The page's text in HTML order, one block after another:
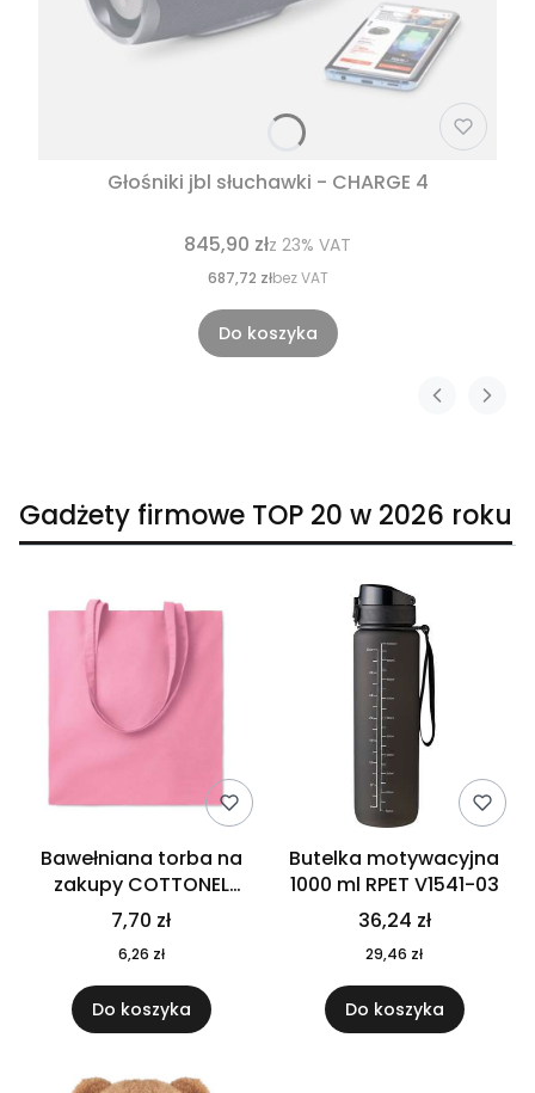
Głośniki jbl słuchawki - CHARGE 4
845,90 złz 23% VAT
687,72 złbez VAT
Do koszyka
Gadżety firmowe TOP 20 w 2026 roku
Bawełniana torba na
zakupy COTTONEL
COLOUR++ MO9846-11
7,70 zł
6,26 zł
Do koszyka
Butelka motywacyjna
1000 ml RPET V1541-03
36,24 zł
29,46 zł
Do koszyka